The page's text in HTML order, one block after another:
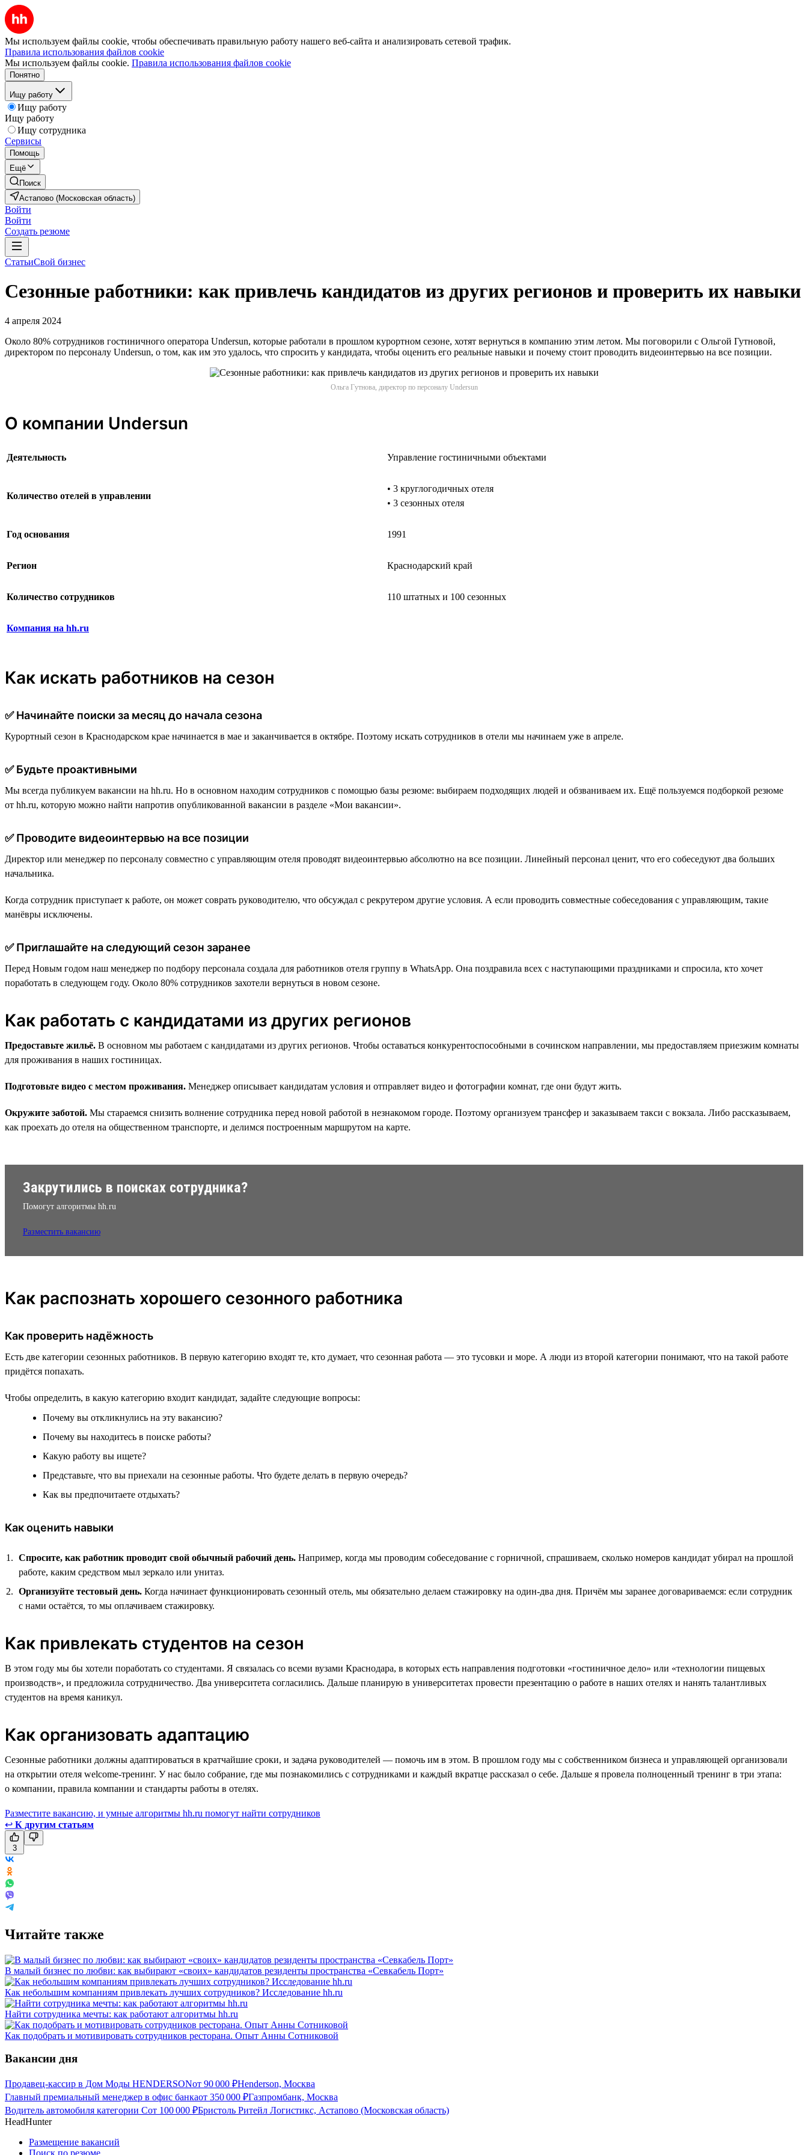
Мы используем файлы cookie, чтобы обеспечивать правильную работу нашего веб-сайта и анализировать сетевой трафик.
Правила использования файлов cookie
Мы используем файлы cookie. Правила использования файлов cookie
Понятно
Ищу работу
Ищу работу
Ищу работу
Ищу сотрудника
Сервисы
Помощь
Ещё
Поиск
Астапово (Московская область)
Войти
Войти
Создать резюме
СтатьиСвой бизнес
Сезонные работники: как привлечь кандидатов из других регионов и проверить их навыки
4 апреля 2024
Около 80% сотрудников гостиничного оператора Undersun, которые работали в прошлом курортном сезоне, хотят вернуться в компанию этим летом. Мы поговорили с Ольгой Гутновой,
директором по персоналу Undersun, о том, как им это удалось, что спросить у кандидата, чтобы оценить его реальные навыки и почему стоит проводить видеоинтервью на все позиции.
Ольга Гутнова, директор по персоналу Undersun
О компании Undersun
Деятельность Управление гостиничными объектами
Количество отелей в управлении
• 3 круглогодичных отеля
• 3 сезонных отеля
Год основания 1991
Регион Краснодарский край
Количество сотрудников 110 штатных и 100 сезонных
Компания на hh.ru
Как искать работников на сезон
✅ Начинайте поиски за месяц до начала сезона
Курортный сезон в Краснодарском крае начинается в мае и заканчивается в октябре. Поэтому искать сотрудников в отели мы начинаем уже в апреле.
✅ Будьте проактивными
Мы всегда публикуем вакансии на hh.ru. Но в основном находим сотрудников с помощью базы резюме: выбираем подходящих людей и обзваниваем их. Ещё пользуемся подборкой резюме
от hh.ru, которую можно найти напротив опубликованной вакансии в разделе «Мои вакансии».
✅ Проводите видеоинтервью на все позиции
Директор или менеджер по персоналу совместно с управляющим отеля проводят видеоинтервью абсолютно на все позиции. Линейный персонал ценит, что его собеседуют два больших
начальника.
Когда сотрудник приступает к работе, он может соврать руководителю, что обсуждал с рекрутером другие условия. А если проводить совместные собеседования с управляющим, такие
манёвры исключены.
✅ Приглашайте на следующий сезон заранее
Перед Новым годом наш менеджер по подбору персонала создала для работников отеля группу в WhatsApp. Она поздравила всех с наступающими праздниками и спросила, кто хочет
поработать в следующем году. Около 80% сотрудников захотели вернуться в новом сезоне.
Как работать с кандидатами из других регионов
Предоставьте жильё. В основном мы работаем с кандидатами из других регионов. Чтобы оставаться конкурентоспособными в сочинском направлении, мы предоставляем приезжим комнаты
для проживания в наших гостиницах.
Подготовьте видео с местом проживания. Менеджер описывает кандидатам условия и отправляет видео и фотографии комнат, где они будут жить.
Окружите заботой. Мы стараемся снизить волнение сотрудника перед новой работой в незнакомом городе. Поэтому организуем трансфер и заказываем такси с вокзала. Либо рассказываем,
как проехать до отеля на общественном транспорте, и делимся построенным маршрутом на карте.
Закрутились в поисках сотрудника?
Помогут алгоритмы hh.ru
Разместить вакансию
Как распознать хорошего сезонного работника
Как проверить надёжность
Есть две категории сезонных работников. В первую категорию входят те, кто думает, что сезонная работа — это тусовки и море. А люди из второй категории понимают, что на такой работе
придётся попахать.
Чтобы определить, в какую категорию входит кандидат, задайте следующие вопросы:
Почему вы откликнулись на эту вакансию?
Почему вы находитесь в поиске работы?
Какую работу вы ищете?
Представьте, что вы приехали на сезонные работы. Что будете делать в первую очередь?
Как вы предпочитаете отдыхать?
Как оценить навыки
Спросите, как работник проводит свой обычный рабочий день. Например, когда мы проводим собеседование с горничной, спрашиваем, сколько номеров кандидат убирал на прошлой
работе, каким средством мыл зеркало или унитаз.
Организуйте тестовый день. Когда начинает функционировать сезонный отель, мы обязательно делаем стажировку на один-два дня. Причём мы заранее договариваемся: если сотрудник
с нами остаётся, то мы оплачиваем стажировку.
Как привлекать студентов на сезон
В этом году мы бы хотели поработать со студентами. Я связалась со всеми вузами Краснодара, в которых есть направления подготовки «гостиничное дело» или «технологии пищевых
производств», и предложила сотрудничество. Два университета согласились. Дальше планирую в университетах провести презентацию о работе в наших отелях и нанять талантливых
студентов на время каникул.
Как организовать адаптацию
Сезонные работники должны адаптироваться в кратчайшие сроки, и задача руководителей — помочь им в этом. В прошлом году мы с собственником бизнеса и управляющей организовали
на открытии отеля welcome-тренинг. У нас было собрание, где мы познакомились с сотрудниками и каждый вкратце рассказал о себе. Дальше я провела полноценный тренинг в три этапа:
о компании, правила компании и стандарты работы в отелях.
Разместите вакансию, и умные алгоритмы hh.ru помогут найти сотрудников
↩ К другим статьям
3
Читайте также
В малый бизнес по любви: как выбирают «своих» кандидатов резиденты пространства «Севкабель Порт»
Как небольшим компаниям привлекать лучших сотрудников? Исследование hh.ru
Найти сотрудника мечты: как работают алгоритмы hh.ru
Как подобрать и мотивировать сотрудников ресторана. Опыт Анны Сотниковой
Вакансии дня
Продавец-кассир в Дом Моды HENDERSONот 90 000 ₽Henderson, Москва
Главный премиальный менеджер в офис банкаот 350 000 ₽Газпромбанк, Москва
Водитель автомобиля категории Сот 100 000 ₽Бристоль Ритейл Логистикс, Астапово (Московская область)
HeadHunter
Размещение вакансий